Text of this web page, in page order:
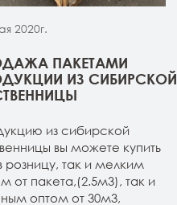
2020г.
ПАКЕТАМИ
ИЗ СИБИРСКОЙ
из сибирской
вы можете купить
розницу, так и мелким
от пакета,(2.5м3), так и
оптом от 30м3,